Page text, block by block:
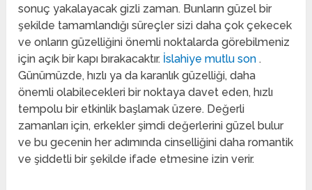
sonuç yakalayacak gizli zaman. Bunların güzel bir
şekilde tamamlandığı süreçler sizi daha çok çekecek
ve onların güzelliğini önemli noktalarda görebilmeniz
için açık bir kapı bırakacaktır. İslahiye mutlu son.
Günümüzde, hızlı ya da karanlık güzelliği, daha
önemli olabilecekleri bir noktaya davet eden, hızlı
tempolu bir etkinlik başlamak üzere. Değerli
zamanları için, erkekler şimdi değerlerini güzel bulur
ve bu gecenin her adımında cinselliğini daha romantik
ve şiddetli bir şekilde ifade etmesine izin verir.